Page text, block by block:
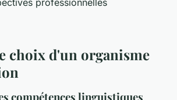
choix d'un organisme
compétences linguistiques